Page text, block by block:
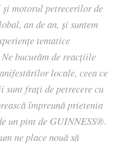
motorul petrecerilor de
an de an, și suntem
tematice
bucurăm de reacțiile
locale, ceea ce
sunt frați de petrecere cu
împreună prietenia
un pint de GUINNESS®.
ne place nouă să